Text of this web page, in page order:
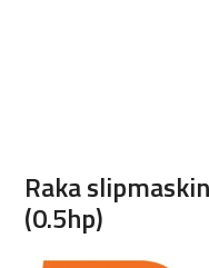
Raka
(0.5hp)